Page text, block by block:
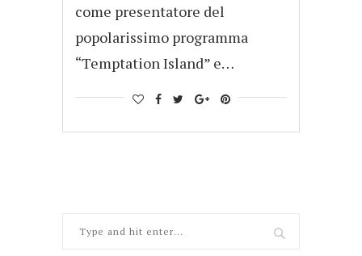
come presentatore del
popolarissimo programma
“Temptation Island” e…